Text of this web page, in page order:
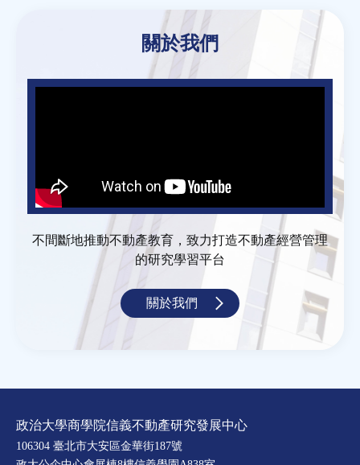
關於我們
不間斷地推動不動產教育，致力打造不動產經營管理
的研究學習平台
關於我們
政治大學商學院信義不動產研究發展中心
106304 臺北市大安區金華街187號